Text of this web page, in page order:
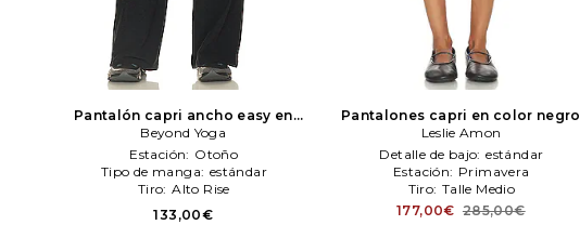
Pantalón capri ancho easy en
color Carbón Beyond Yoga
Beyond Yoga
Estación: Otoño
Tipo de manga: estándar
Tiro: Alto Rise
133,00€
Pantalones capri en color negro
Leslie Amon
Leslie Amon
Detalle de bajo: estándar
Estación: Primavera
Tiro: Talle Medio
177,00€ 285,00€